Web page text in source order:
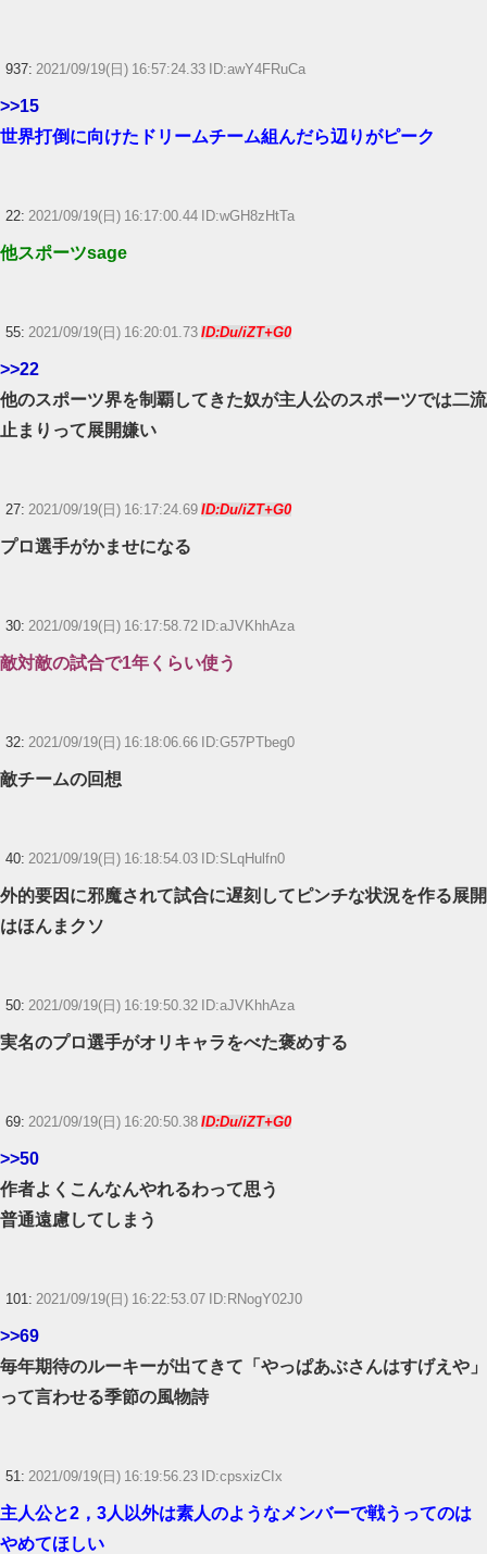
937: 2021/09/19(日) 16:57:24.33 ID:awY4FRuCa
>>15
世界打倒に向けたドリームチーム組んだら辺りがピーク
22: 2021/09/19(日) 16:17:00.44 ID:wGH8zHtTa
他スポーツsage
55: 2021/09/19(日) 16:20:01.73 ID:Du/iZT+G0
>>22
他のスポーツ界を制覇してきた奴が主人公のスポーツでは二流
止まりって展開嫌い
27: 2021/09/19(日) 16:17:24.69 ID:Du/iZT+G0
プロ選手がかませになる
30: 2021/09/19(日) 16:17:58.72 ID:aJVKhhAza
敵対敵の試合で1年くらい使う
32: 2021/09/19(日) 16:18:06.66 ID:G57PTbeg0
敵チームの回想
40: 2021/09/19(日) 16:18:54.03 ID:SLqHulfn0
外的要因に邪魔されて試合に遅刻してピンチな状況を作る展開
はほんまクソ
50: 2021/09/19(日) 16:19:50.32 ID:aJVKhhAza
実名のプロ選手がオリキャラをべた褒めする
69: 2021/09/19(日) 16:20:50.38 ID:Du/iZT+G0
>>50
作者よくこんなんやれるわって思う
普通遠慮してしまう
101: 2021/09/19(日) 16:22:53.07 ID:RNogY02J0
>>69
毎年期待のルーキーが出てきて「やっぱあぶさんはすげえや」
って言わせる季節の風物詩
51: 2021/09/19(日) 16:19:56.23 ID:cpsxizCIx
主人公と2，3人以外は素人のようなメンバーで戦うってのは
やめてほしい